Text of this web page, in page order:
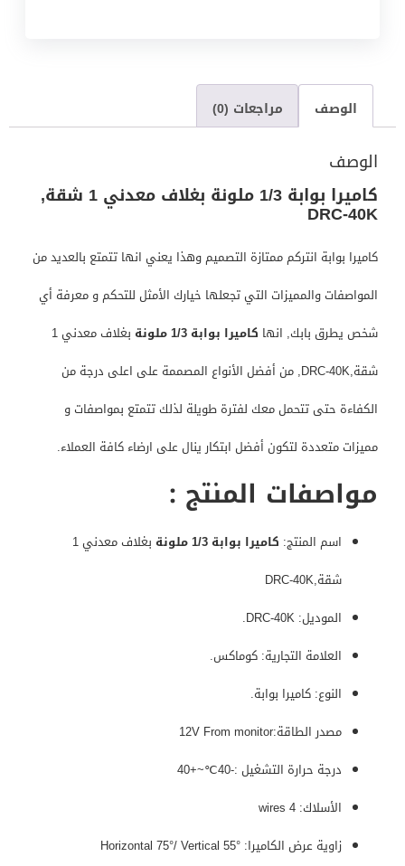
الوصف مراجعات (0)
الوصف
كاميرا بوابة 1/3 ملونة بغلاف معدني 1 شقة,
DRC-40K
كاميرا بوابة انتركم ممتازة التصميم وهذا يعني انها تتمتع بالعديد من
المواصفات والمميزات التي تجعلها خيارك الأمثل للتحكم و معرفة أي
شخص يطرق بابك, انها كاميرا بوابة 1/3 ملونة
بغلاف معدني 1
شقة,DRC-40K, من أفضل الأنواع المصممة على اعلى درجة من
الكفاءة حتى تتحمل معك لفترة طويلة لذلك تتمتع بمواصفات و
مميزات متعددة لتكون أفضل ابتكار ينال على ارضاء كافة العملاء.
مواصفات المنتج :
اسم المنتج: كاميرا بوابة 1/3 ملونة
بغلاف معدني 1
شقة,DRC-40K
الموديل: DRC-40K.
العلامة التجارية: كوماكس.
النوع: كاميرا بوابة.
مصدر الطاقة:12V From monitor
درجة حرارة التشغيل :-40℃~+40
الأسلاك: 4 wires
زاوية عرض الكاميرا: Horizontal 75°/ Vertical 55°